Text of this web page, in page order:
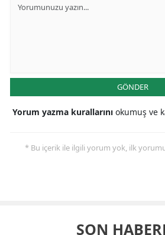
GÖNDER
Yorum yazma kurallarını okumuş ve
* Bu içerik ile ilgili yorum yok, ilk yorumu
SON